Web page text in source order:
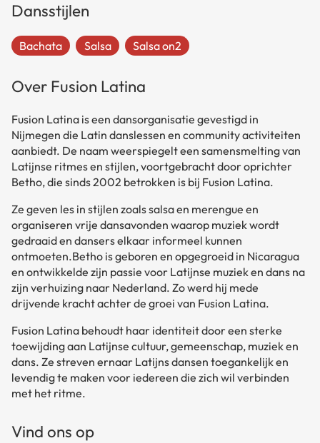
Dansstijlen
Bachata Salsa Salsa on2
Over Fusion Latina
Fusion Latina is een dansorganisatie gevestigd in
Nijmegen die Latin danslessen en community activiteiten
aanbiedt. De naam weerspiegelt een samensmelting van
Latijnse ritmes en stijlen, voortgebracht door oprichter
Betho, die sinds 2002 betrokken is bij Fusion Latina.
Ze geven les in stijlen zoals salsa en merengue en
organiseren vrije dansavonden waarop muziek wordt
gedraaid en dansers elkaar informeel kunnen
ontmoeten.Betho is geboren en opgegroeid in Nicaragua
en ontwikkelde zijn passie voor Latijnse muziek en dans na
zijn verhuizing naar Nederland. Zo werd hij mede
drijvende kracht achter de groei van Fusion Latina.
Fusion Latina behoudt haar identiteit door een sterke
toewijding aan Latijnse cultuur, gemeenschap, muziek en
dans. Ze streven ernaar Latijns dansen toegankelijk en
levendig te maken voor iedereen die zich wil verbinden
met het ritme.
Vind ons op